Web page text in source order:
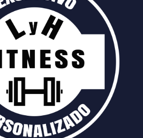
CYBERWEEK